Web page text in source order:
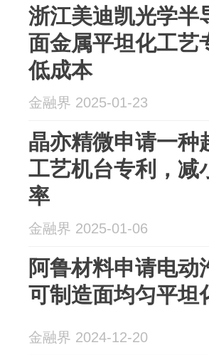
浙江美迪凯光学半
面金属平坦化工艺
低成本
金融界 2025-01-23
晶亦精微申请一种
工艺机台专利，减
率
金融界 2025-01-06
阿鲁材料申请电
可制造面均匀平坦
金融界 2024-12-20